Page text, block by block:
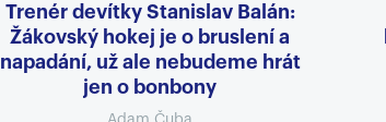
Trenér devítky Stanislav Balán:
Žákovský hokej je o bruslení a
napadání, už ale nebudeme hrát
jen o bonbony